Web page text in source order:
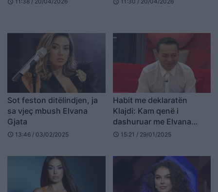
schedule schedule
Sot feston ditëlindjen, ja
sa vjeç mbush Elvana
Gjata
schedule 13:46 / 03/02/2025
Habit me deklaratën
Klajdi: Kam qenë i
dashuruar me Elvana
Gjatën
schedule 15:21 / 29/01/2025